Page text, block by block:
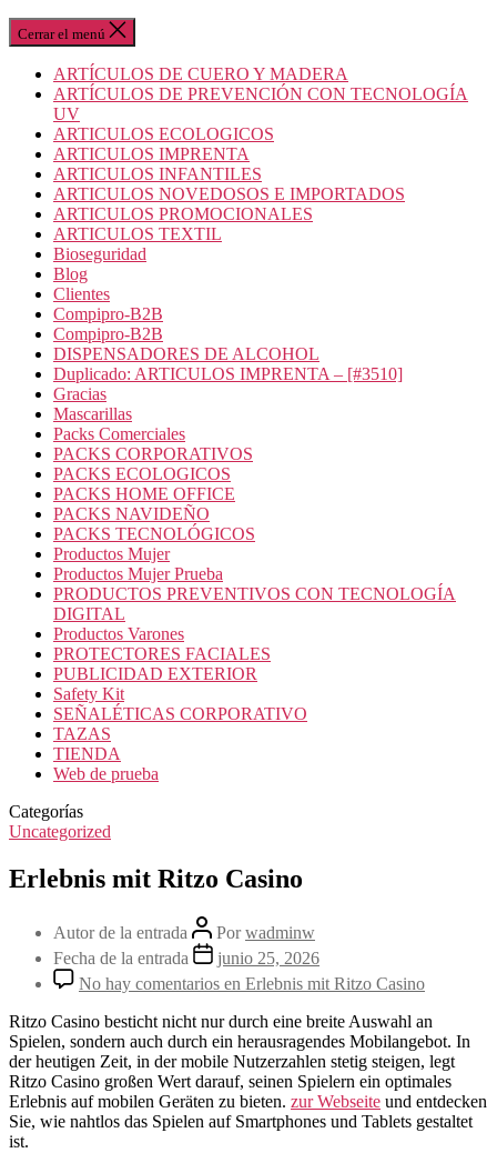
Cerrar el menú
ARTÍCULOS DE CUERO Y MADERA
ARTÍCULOS DE PREVENCIÓN CON TECNOLOGÍA
UV
ARTICULOS ECOLOGICOS
ARTICULOS IMPRENTA
ARTICULOS INFANTILES
ARTICULOS NOVEDOSOS E IMPORTADOS
ARTICULOS PROMOCIONALES
ARTICULOS TEXTIL
Bioseguridad
Blog
Clientes
Compipro-B2B
Compipro-B2B
DISPENSADORES DE ALCOHOL
Duplicado: ARTICULOS IMPRENTA – [#3510]
Gracias
Mascarillas
Packs Comerciales
PACKS CORPORATIVOS
PACKS ECOLOGICOS
PACKS HOME OFFICE
PACKS NAVIDEÑO
PACKS TECNOLÓGICOS
Productos Mujer
Productos Mujer Prueba
PRODUCTOS PREVENTIVOS CON TECNOLOGÍA
DIGITAL
Productos Varones
PROTECTORES FACIALES
PUBLICIDAD EXTERIOR
Safety Kit
SEÑALÉTICAS CORPORATIVO
TAZAS
TIENDA
Web de prueba
Categorías
Uncategorized
Erlebnis mit Ritzo Casino
Autor de la entrada Porwadminw
Fecha de la entrada
junio 25, 2026
No hay comentarios en Erlebnis mit Ritzo Casino
Ritzo Casino besticht nicht nur durch eine breite Auswahl an
Spielen, sondern auch durch ein herausragendes Mobilangebot. In
der heutigen Zeit, in der mobile Nutzerzahlen stetig steigen, legt
Ritzo Casino großen Wert darauf, seinen Spielern ein optimales
Erlebnis auf mobilen Geräten zu bieten. zur Webseite und entdecken
Sie, wie nahtlos das Spielen auf Smartphones und Tablets gestaltet
ist.